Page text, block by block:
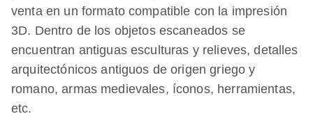
venta en un formato compatible con la impresión
3D. Dentro de los objetos escaneados se
encuentran antiguas esculturas y relieves, detalles
arquitectónicos antiguos de origen griego y
romano, armas medievales, íconos, herramientas,
etc.